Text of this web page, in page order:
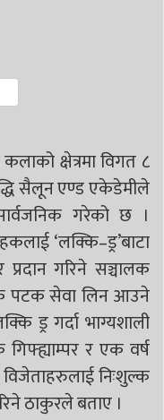
क्षेत्रमा विगत ८
सैलून एण्ड एकेडेमीले
गरेको छ ।
‘लक्कि–ड्र’बाटा
गरिने सञ्चालक
पटक सेवा लिन आउने
ड्र गर्दा भाग्यशाली
र एक वर्ष
निःशुल्क
ठाकुरले बताए ।